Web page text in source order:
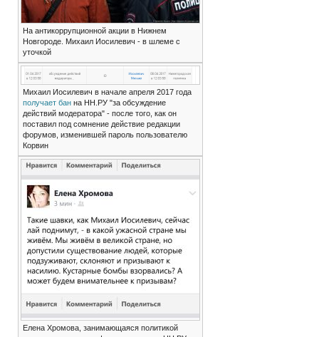
На антикоррупционной акции в Нижнем
Новгороде. Михаил Иосилевич - в шлеме с
уточкой
Михаил Иосилевич в начале апреля 2017 года
получает банна НН.РУ "за обсуждение
действий модератора" - после того, как он
поставил под сомнение действие редакции
форумов, изменившей пароль пользователю
Корвин
Елена Хромова, занимающаяся политикой